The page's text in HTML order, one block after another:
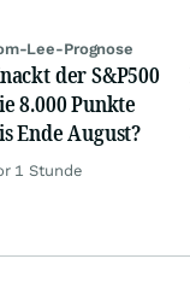
Lee-Prognose
der S&P500
8.000 Punkte
Ende August?
1 Stunde